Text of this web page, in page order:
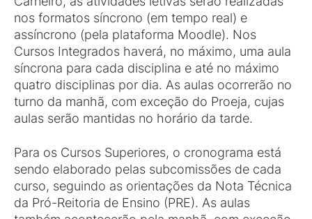
nos formatos síncrono (em tempo real) e
assíncrono (pela plataforma Moodle). Nos
Cursos Integrados haverá, no máximo, uma aula
síncrona para cada disciplina e até no máximo
quatro disciplinas por dia. As aulas ocorrerão no
turno da manhã, com exceção do Proeja, cujas
aulas serão mantidas no horário da tarde.
Para os Cursos Superiores, o cronograma está
sendo elaborado pelas subcomissões de cada
curso, seguindo as orientações da Nota Técnica
da Pró-Reitoria de Ensino (PRE). As aulas